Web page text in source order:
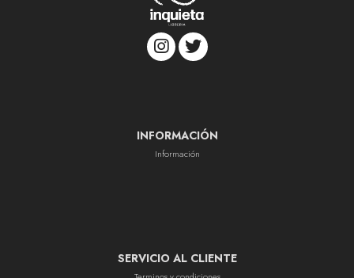
INFORMACIÓN
Información
SERVICIO AL CLIENTE